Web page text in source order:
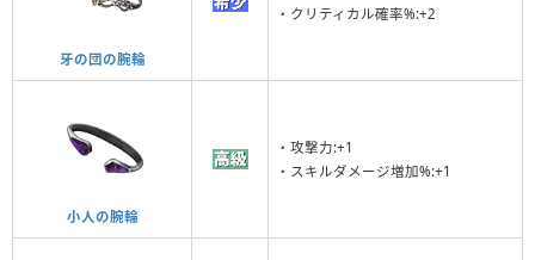
牙の団の腕輪
・クリティカル確率%:+2
小人の腕輪
・攻撃力:+1
・スキルダメージ増加%:+1